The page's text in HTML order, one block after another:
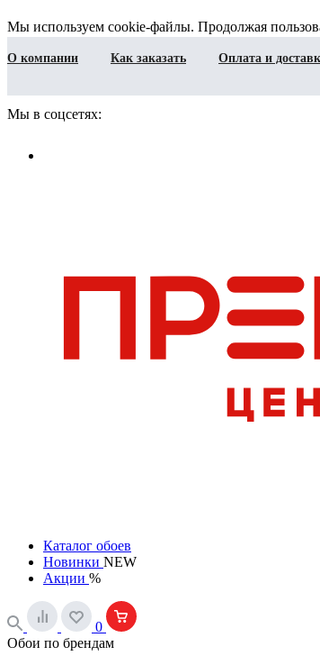
Мы используем cookie-файлы. Продолжая
О компании Как заказать Оплата и
Мы в соцсетях:
Каталог обоев
Новинки NEW
Акции %
0
Обои по брендам